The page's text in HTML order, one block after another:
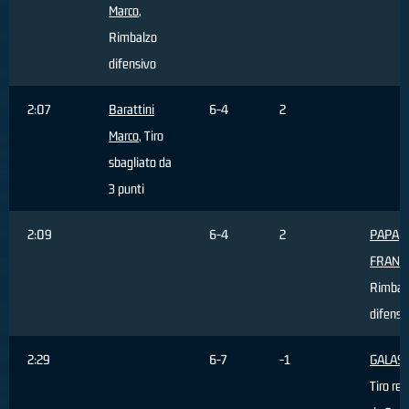
Marco,
Rimbalzo
difensivo
2:07
Barattini
Marco, Tiro
sbagliato da
3 punti
6-4 2
2:09 6-4 2
PAPA
2:29 6-7 -1
Tiro